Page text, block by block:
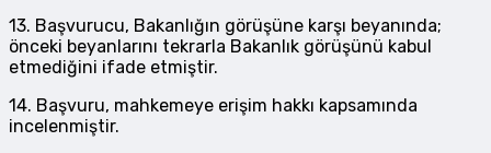
13. Başvurucu, Bakanlığın görüşüne karşı beyanında;
önceki beyanlarını tekrarla Bakanlık görüşünü kabul
etmediğini ifade etmiştir.
14. Başvuru, mahkemeye erişim hakkı kapsamında
incelenmiştir.